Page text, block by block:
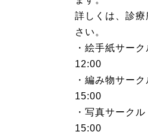
詳しくは、診
さい。
・絵手紙サー
12:00
・編み物サー
15:00
・写真サーク
15:00